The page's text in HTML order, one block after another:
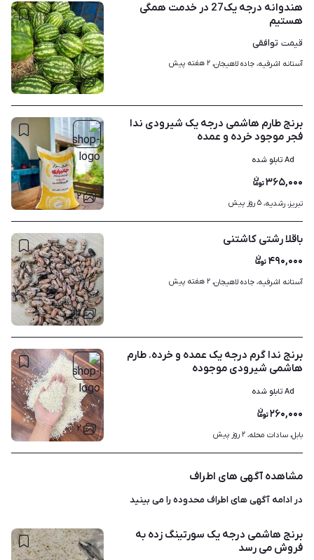
۲
هندوانه درجه یک27 در خدمت همگی
هستیم
قیمت توافقی
آستانه اشرفیه، جاده لاهیجان، ۲ هفته پیش
۲
برنج طارم هاشمی درجه یک شیرودی ندا
فجر موجود خرده و عمده
Ad تابلو شده
۳۶۵,۰۰۰
تبریز، رشدیه، ۵ روز پیش
۳
باقلا رشتی کاشتنی
۴۹۰,۰۰۰
آستانه اشرفیه، جاده لاهیجان، ۲ هفته پیش
۲
برنج ندا گرم درجه یک عمده و خرده. طارم
هاشمی شیرودی موجوده
Ad تابلو شده
۲۶۰,۰۰۰
بابل، سادات محله، ۲ روز پیش
مشاهده آگهی های اطراف
در ادامه آگهی هایاطراف محدودهرا می بینید
برنج هاشمی درجه یک سورتینگ زده به
فروش می رسد